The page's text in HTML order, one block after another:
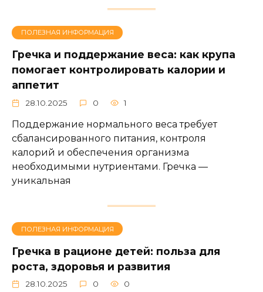
ПОЛЕЗНАЯ ИНФОРМАЦИЯ
Гречка и поддержание веса: как крупа
помогает контролировать калории и
аппетит
28.10.2025 0 1
Поддержание нормального веса требует
сбалансированного питания, контроля
калорий и обеспечения организма
необходимыми нутриентами. Гречка —
уникальная
ПОЛЕЗНАЯ ИНФОРМАЦИЯ
Гречка в рационе детей: польза для
роста, здоровья и развития
28.10.2025 0 0